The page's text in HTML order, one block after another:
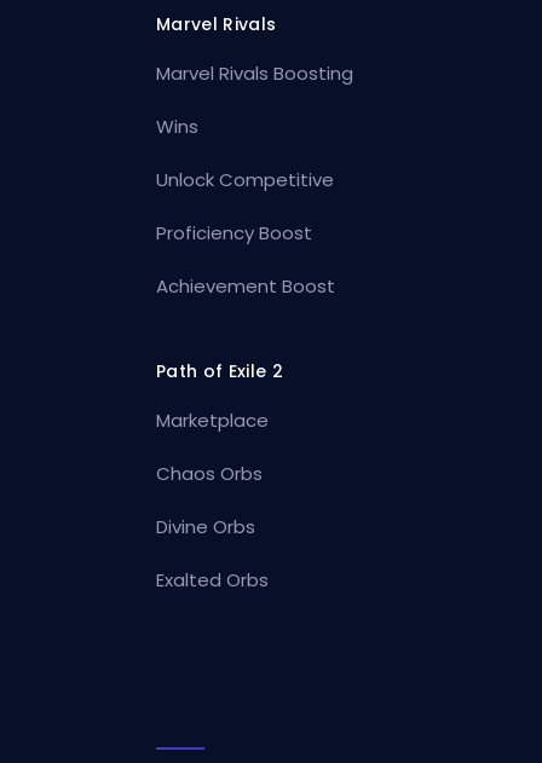
Marvel Rivals
Marvel Rivals Boosting
Wins
Unlock Competitive
Proficiency Boost
Achievement Boost
Path of Exile 2
Marketplace
Chaos Orbs
Divine Orbs
Exalted Orbs